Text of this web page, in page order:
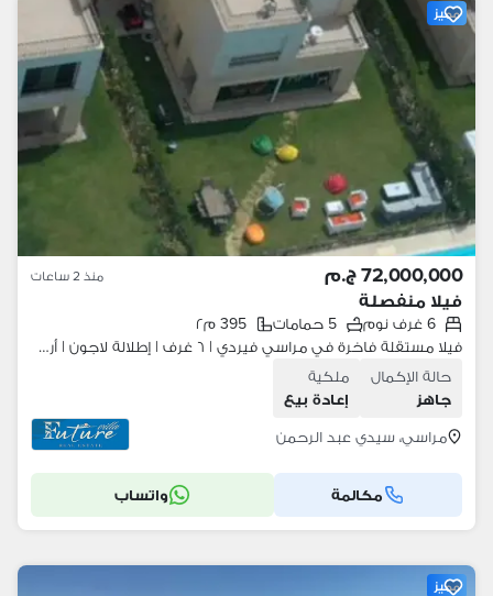
مميز
72,000,000 ج.م منذ 2 ساعات
فيلا منفصلة
6 غرف نوم 5 حمامات
395 م٢
فيلا مستقلة فاخرة في مراسي فيردي | ٦ غرف | إطلالة لاجون | أرض ٥٠٠م ومباني ٣٩٥م | تشطيب وفرش كامل
حالة الإكمال
جاهز
ملكية
إعادة بيع
مراسي، سيدي عبد الرحمن
مكالمة واتساب
مميز